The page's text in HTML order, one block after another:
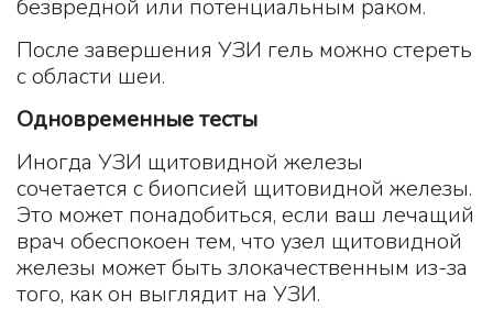
безвредной или потенциальным раком.
После завершения УЗИ гель можно стереть
с области шеи.
Одновременные тесты
Иногда УЗИ щитовидной железы
сочетается с биопсией щитовидной железы.
Это может понадобиться, если ваш лечащий
врач обеспокоен тем, что узел щитовидной
железы может быть злокачественным из-за
того, как он выглядит на УЗИ.